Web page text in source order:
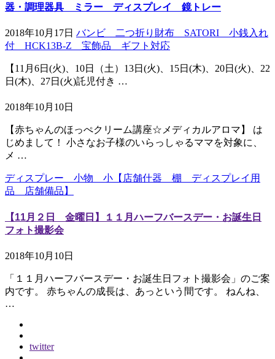
器・調理器具 ミラー ディスプレイ 鏡トレー
2018年10月17日 バンビ 二つ折り財布 SATORI 小銭入れ
付 HCK13B-Z 宝飾品 ギフト対応
【11月6日(火)、10日（土）13日(火)、15日(木)、20日(火)、22
日(木)、27日(火)託児付き …
2018年10月10日
【赤ちゃんのほっぺクリーム講座☆メディカルアロマ】 は
じめまして！ 小さなお子様のいらっしゃるママを対象に、
メ …
ディスプレー 小物 小【店舗什器 棚 ディスプレイ用
品 店舗備品】
【11月２日 金曜日】１１月ハーフバースデー・お誕生日
フォト撮影会
2018年10月10日
「１１月ハーフバースデー・お誕生日フォト撮影会」のご案
内です。 赤ちゃんの成長は、あっという間です。 ねんね、
…
twitter